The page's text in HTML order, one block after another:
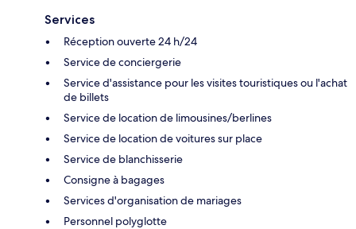
Services
Réception ouverte 24 h/24
Service de conciergerie
Service d'assistance pour les visites touristiques ou l'achat
de billets
Service de location de limousines/berlines
Service de location de voitures sur place
Service de blanchisserie
Consigne à bagages
Services d'organisation de mariages
Personnel polyglotte